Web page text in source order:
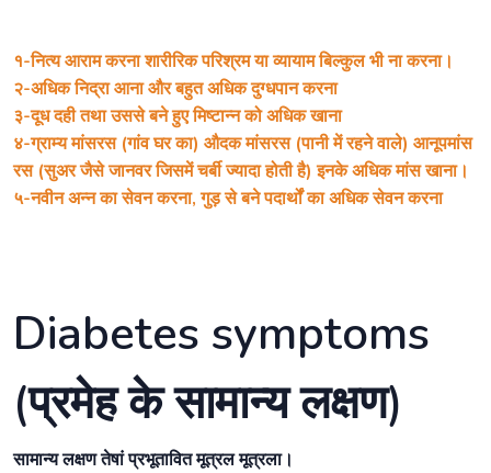
१-नित्य आराम करना शारीरिक परिश्रम या व्यायाम बिल्कुल भी ना करना।
२-अधिक निद्रा आना और बहुत अधिक दुग्धपान करना
३-दूध दही तथा उससे बने हुए मिष्टान्न को अधिक खाना
४-ग्राम्य मांसरस (गांव घर का) औदक मांसरस (पानी में रहने वाले) आनूपमांस
रस (सुअर जैसे जानवर जिसमें चर्बी ज्यादा होती है) इनके अधिक मांस खाना।
५-नवीन अन्न का सेवन करना, गुड़ से बने पदार्थों का अधिक सेवन करना
Diabetes symptoms
(प्रमेह के सामान्य लक्षण)
सामान्य लक्षण तेषां प्रभूतावित मूत्रल मूत्रला।